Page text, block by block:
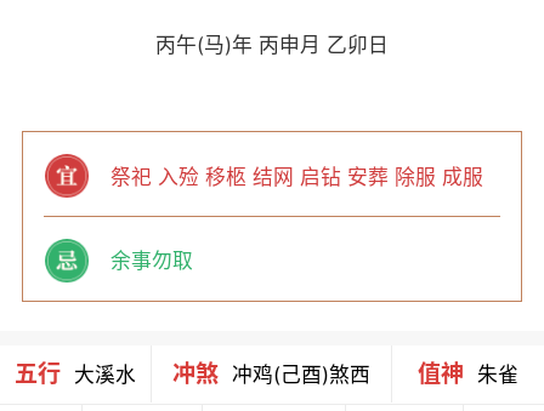
丙午(马)年 丙申月 乙卯日
祭祀 入殓 移柩 结网 启钻 安葬 除服 成服
余事勿取
五行 大溪水 冲煞 冲鸡(己酉)煞西 值神 朱雀